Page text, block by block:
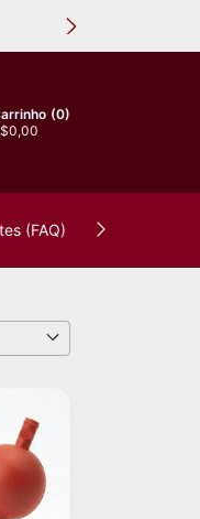
(0)
(FAQ)